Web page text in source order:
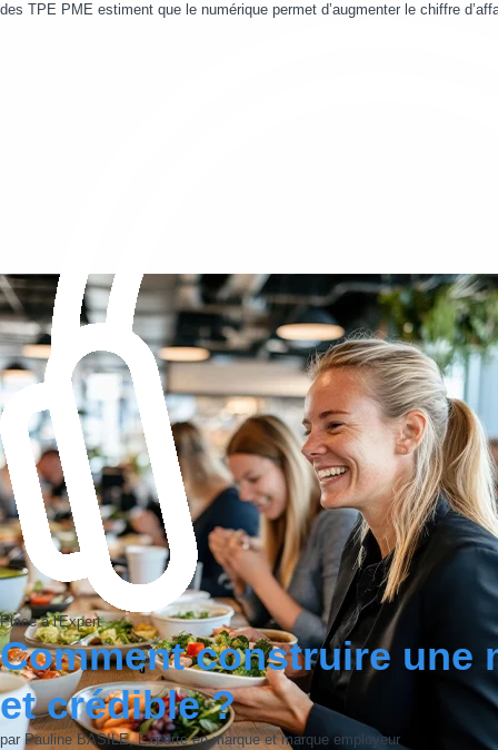
des TPE PME estiment que le numérique permet d’augmenter le chiffre
Place à l'Expert
Comment construire une
et crédible ?
par Pauline BASILE, Experte en marque et marque employeur